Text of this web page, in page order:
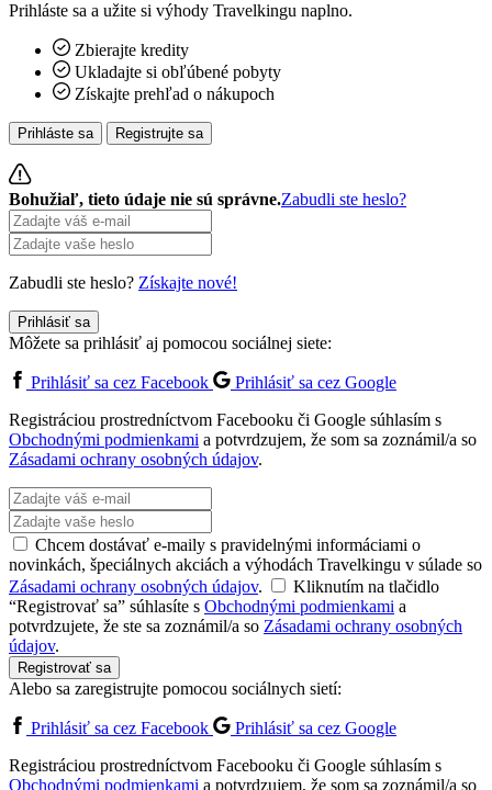
Prihláste sa a užite si výhody Travelkingu naplno.
Zbierajte kredity
Ukladajte si obľúbené pobyty
Získajte prehľad o nákupoch
Prihláste sa Registrujte sa
Bohužiaľ, tieto údaje nie sú správne.Zabudli ste heslo?
Zabudli ste heslo? Získajte nové!
Prihlásiť sa
Môžete sa prihlásiť aj pomocou sociálnej siete:
Prihlásiť sa cez Facebook
Prihlásiť sa cez Google
Registráciou prostredníctvom Facebooku či Google súhlasím s
Obchodnými podmienkami a potvrdzujem, že som sa zoznámil/a so
Zásadami ochrany osobných údajov.
Chcem dostávať e-maily s pravidelnými informáciami o
novinkách, špeciálnych akciách a výhodách Travelkingu v súlade so
Zásadami ochrany osobných údajov.
Kliknutím na tlačidlo
“Registrovať sa” súhlasíte s Obchodnými podmienkami a
potvrdzujete, že ste sa zoznámil/a so Zásadami ochrany osobných
údajov.
Registrovať sa
Alebo sa zaregistrujte pomocou sociálnych sietí:
Prihlásiť sa cez Facebook
Prihlásiť sa cez Google
Registráciou prostredníctvom Facebooku či Google súhlasím s
Obchodnými podmienkami a potvrdzujem, že som sa zoznámil/a so